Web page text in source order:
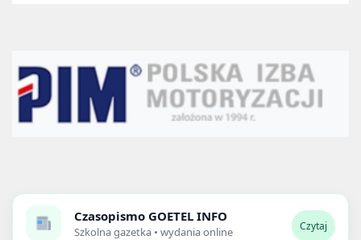
Czasopismo GOETEL INFO
Szkolna gazetka • wydania online Czytaj